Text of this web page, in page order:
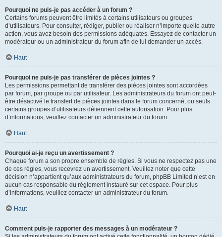
Pourquoi ne puis-je pas accéder à un forum ?
Certains forums peuvent être limités à certains utilisateurs ou groupes
d’utilisateurs. Pour consulter, rédiger, publier ou réaliser n’importe quelle autre
action, vous avez besoin des permissions adéquates. Essayez de contacter un
modérateur ou un administrateur du forum afin de lui demander un accès.
Haut
Pourquoi ne puis-je pas transférer de pièces jointes ?
Les permissions permettant de transférer des pièces jointes sont accordées
par forum, par groupe ou par utilisateur. Les administrateurs du forum ont peut-
être désactivé le transfert de pièces jointes dans le forum concerné, ou seuls
certains groupes d’utilisateurs détiennent cette autorisation. Pour plus
d’informations, veuillez contacter un administrateur du forum.
Haut
Pourquoi ai-je reçu un avertissement ?
Chaque forum a son propre ensemble de règles. Si vous ne respectez pas une
de ces règles, vous recevrez un avertissement. Veuillez noter que cette
décision n’appartient qu’aux administrateurs du forum, phpBB Limited n’est en
aucun cas responsable du règlement instauré sur cet espace. Pour plus
d’informations, veuillez contacter un administrateur du forum.
Haut
Comment puis-je rapporter des messages à un modérateur ?